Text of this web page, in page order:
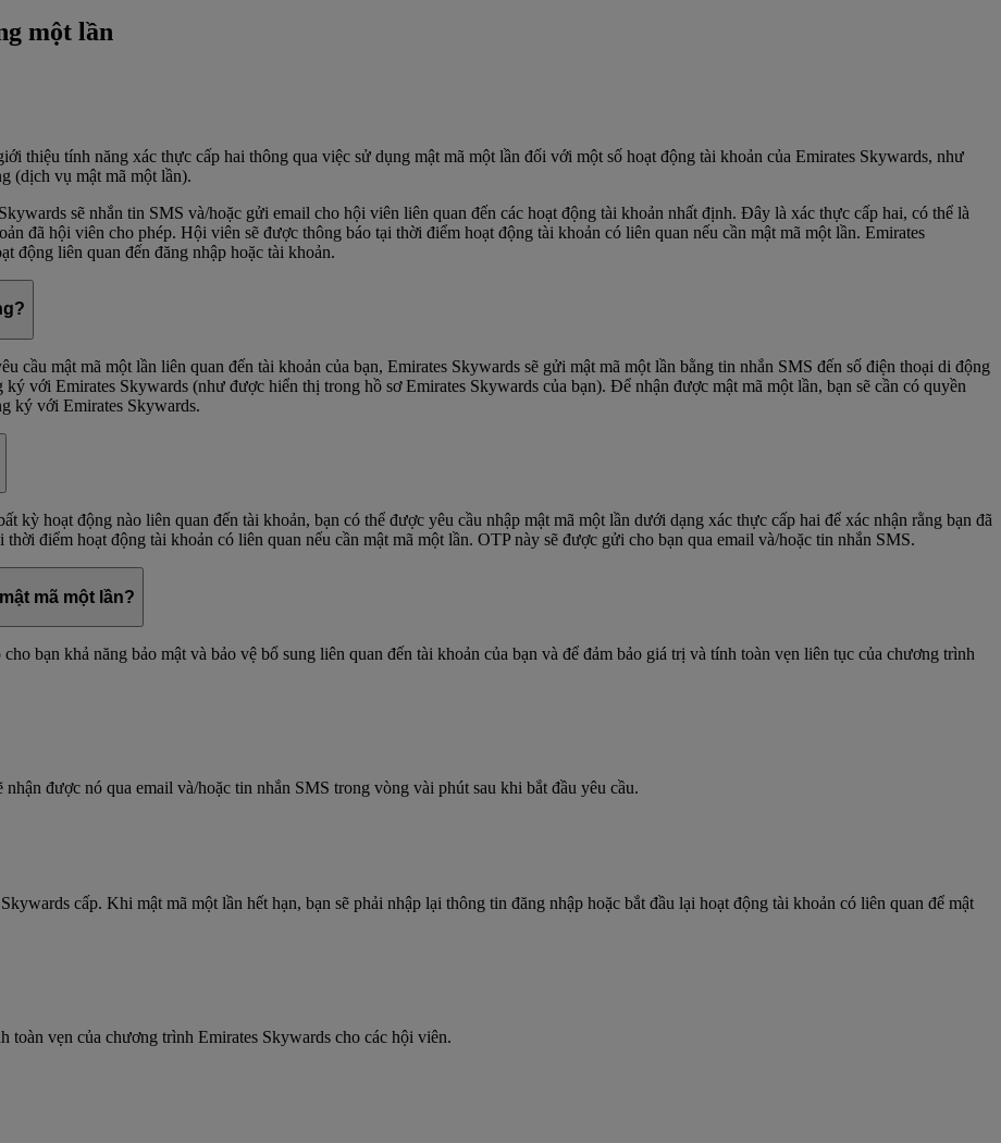
một lần
thiệu tính năng xác thực cấp hai thông qua việc sử dụng mật mã một lần đối với một số hoạt động tài khoản của Emirates Skywards, như
(dịch vụ mật mã một lần).
sẽ nhắn tin SMS và/hoặc gửi email cho hội viên liên quan đến các hoạt động tài khoản nhất định. Đây là xác thực cấp hai, có thể là
đã hội viên cho phép. Hội viên sẽ được thông báo tại thời điểm hoạt động tài khoản có liên quan nếu cần mật mã một lần. Emirates
động liên quan đến đăng nhập hoặc tài khoản.
cầu mật mã một lần liên quan đến tài khoản của bạn, Emirates Skywards sẽ gửi mật mã một lần bằng tin nhắn SMS đến số điện thoại di động
với Emirates Skywards (như được hiển thị trong hồ sơ Emirates Skywards của bạn). Để nhận được mật mã một lần, bạn sẽ cần có quyền
ký với Emirates Skywards.
kỳ hoạt động nào liên quan đến tài khoản, bạn có thể được yêu cầu nhập mật mã một lần dưới dạng xác thực cấp hai để xác nhận rằng bạn đã
điểm hoạt động tài khoản có liên quan nếu cần mật mã một lần. OTP này sẽ được gửi cho bạn qua email và/hoặc tin nhắn SMS.
mã một lần?
bạn khả năng bảo mật và bảo vệ bổ sung liên quan đến tài khoản của bạn và để đảm bảo giá trị và tính toàn vẹn liên tục của chương trình
được nó qua email và/hoặc tin nhắn SMS trong vòng vài phút sau khi bắt đầu yêu cầu.
cấp. Khi mật mã một lần hết hạn, bạn sẽ phải nhập lại thông tin đăng nhập hoặc bắt đầu lại hoạt động tài khoản có liên quan để mật
vẹn của chương trình Emirates Skywards cho các hội viên.